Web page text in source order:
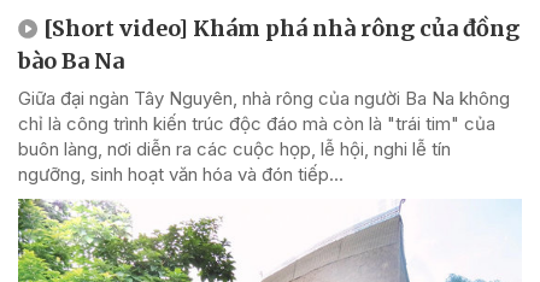
[Short video] Khám phá nhà rông của đồng
bào Ba Na
Giữa đại ngàn Tây Nguyên, nhà rông của người Ba Na không
chỉ là công trình kiến trúc độc đáo mà còn là "trái tim" của
buôn làng, nơi diễn ra các cuộc họp, lễ hội, nghi lễ tín
ngưỡng, sinh hoạt văn hóa và đón tiếp...